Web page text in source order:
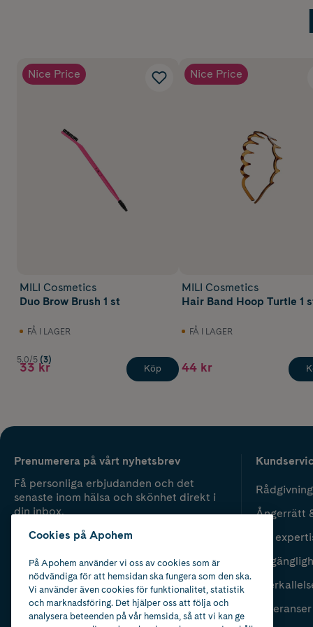
Nice Price
MILI Cosmetics
Duo Brow Brush 1 st
FÅ I LAGER
5.0/5 (3)
33 kr Köp
Nice Price
MILI Cosmetics
Hair Band Hoop Turtle 1
FÅ I LAGER
44 kr
Prenumerera på vårt nyhetsbrev
Få personliga erbjudanden och det
senaste inom hälsa och skönhet direkt i
din inbox.
Ångerrätt
Vår
Leveranser
Cookies på Apohem
På Apohem använder vi oss av cookies som är
nödvändiga för att hemsidan ska fungera som den ska.
Vi använder även cookies för funktionalitet, statistik
och marknadsföring. Det hjälper oss att följa och
analysera beteenden på vår hemsida, så att vi kan ge